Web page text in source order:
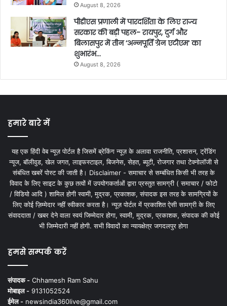
August 8, 2026
पीडीएस प्रणाली में पारदर्शिता के लिए राज्य
सरकार की बड़ी पहल- रायपुर, दुर्ग और
बिलासपुर में तीन ‘अन्नपूर्ति ग्रेन एटीएम‘ का
शुभारंभ…
August 8, 2026
हमारे बारे में
यह एक हिंदी वेब न्यूज़ पोर्टल है जिसमें ब्रेकिंग न्यूज़ के अलावा राजनीति, प्रशासन, ट्रेंडिंग
न्यूज, बॉलीवुड, खेल जगत, लाइफस्टाइल, बिजनेस, सेहत, ब्यूटी, रोजगार तथा टेक्नोलॉजी से
संबंधित खबरें पोस्ट की जाती है। Disclaimer - समाचार से सम्बंधित किसी भी तरह के
विवाद के लिए साइट के कुछ तत्वों में उपयोगकर्ताओं द्वारा प्रस्तुत सामग्री ( समाचार / फोटो
/ विडियो आदि ) शामिल होगी स्वामी, मुद्रक, प्रकाशक, संपादक इस तरह के सामग्रियों के
लिए कोई ज़िम्मेदार नहीं स्वीकार करता है। न्यूज़ पोर्टल में प्रकाशित ऐसी सामग्री के लिए
संवाददाता / खबर देने वाला स्वयं जिम्मेदार होगा, स्वामी, मुद्रक, प्रकाशक, संपादक की कोई
भी जिम्मेदारी नहीं होगी. सभी विवादों का न्यायक्षेत्र जगदलपुर होगा
हमसे सम्पर्क करें
संपादक - Chhamesh Ram Sahu
मोबाइल - 9131052524
ईमेल - newsindia360live@gmail.com